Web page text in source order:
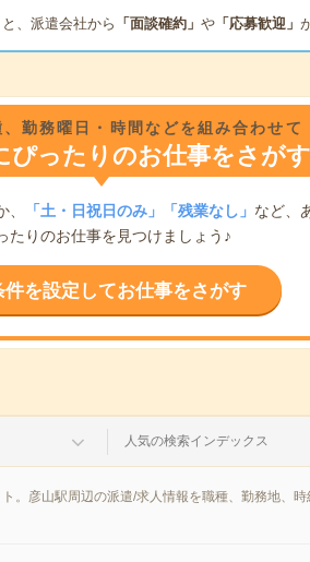
、派遣会社から 「面談確約」 や「応募歓迎」
勤務曜日・時間などを組み合わせて
ぴったりのお仕事をさがす
「土・日祝日のみ」「残業なし」 など、
たりのお仕事を見つけましょう♪
件を設定してお仕事をさがす
人気の検索インデックス
。彦山駅周辺の派遣/求人情報を職種、勤務地、